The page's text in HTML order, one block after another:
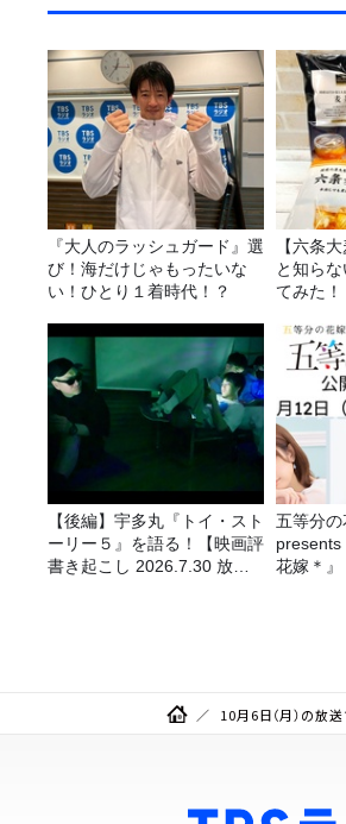
『大人のラッシュガード』選
び！海だけじゃもったいな
い！ひとり１着時代！？
【六条
と知ら
てみた！
【後編】宇多丸『トイ・スト
ーリー５』を語る！【映画評
書き起こし 2026.7.30 放
五等分
presents
花嫁＊』
10月6日（月）の放